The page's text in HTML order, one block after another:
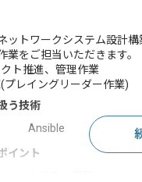
ットワークシステム設計
業をご担当いただきます。
ト推進、管理作業
レイングリーダー作業)
う技術
Ansible
イント